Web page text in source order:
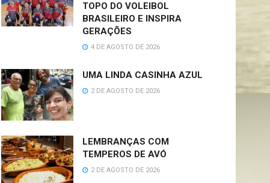
TOPO DO VOLEIBOL
BRASILEIRO E INSPIRA
GERAÇÕES
4 DE AGOSTO DE 2026
UMA LINDA CASINHA AZUL
2 DE AGOSTO DE 2026
LEMBRANÇAS COM
TEMPEROS DE AVÓ
2 DE AGOSTO DE 2026